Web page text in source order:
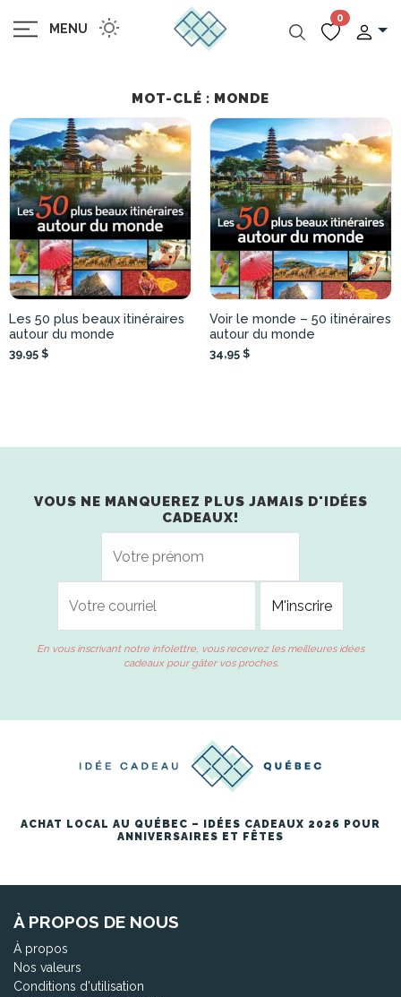
MENU
0
MOT-CLÉ : MONDE
Les 50 plus beaux itinéraires
autour du monde
39,95 $
Voir le monde – 50 itinéraires
autour du monde
34,95 $
VOUS NE MANQUEREZ PLUS JAMAIS D'IDÉES
CADEAUX!
En vous inscrivant notre infolettre, vous recevrez les meilleures idées
cadeaux pour gâter vos proches.
ACHAT LOCAL AU QUÉBEC – IDÉES CADEAUX 2026 POUR
ANNIVERSAIRES ET FÊTES
À PROPOS DE NOUS
À propos
Nos valeurs
Conditions d'utilisation